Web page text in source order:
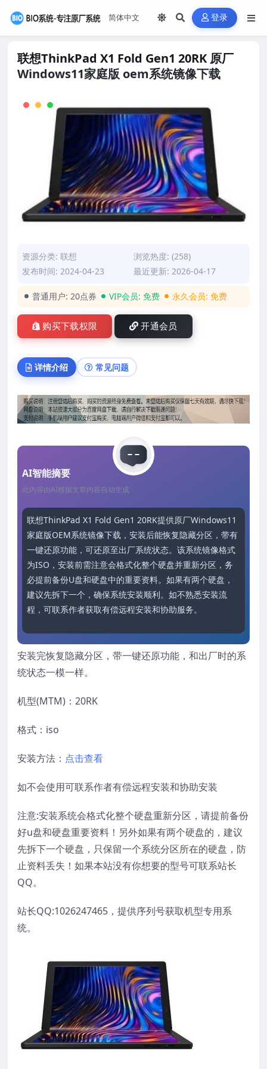
登录
联想ThinkPad X1 Fold Gen1 20RK 原厂
Windows11家庭版 oem系统镜像下载
资源分类: 联想
浏览热度: (258)
发布时间: 2024-04-23
最近更新: 2026-04-17
普通用户: 20点券 VIP会员: 免费 永久会员: 免费
购买下载权限 开通会员
详情介绍 常见问题
AI智能摘要
此内容由AI根据文章内容自动生成
联想ThinkPad X1 Fold Gen1 20RK提供原厂Windows11
家庭版OEM系统镜像下载，安装后能恢复隐藏分区，带有
一键还原功能，可还原至出厂系统状态。该系统镜像格式
为ISO，安装前需注意会格式化整个硬盘并重新分区，务
必提前备份U盘和硬盘中的重要资料。如果有两个硬盘，
建议先拆下一个，确保系统安装顺利。如不熟悉安装流
程，可联系作者获取有偿远程安装和协助服务。
安装完恢复隐藏分区，带一键还原功能，和出厂时的系
统状态一模一样。
机型(MTM)：20RK
格式：iso
安装方法： 点击查看
如不会使用可联系作者有偿远程安装和协助安装
注意:安装系统会格式化整个硬盘重新分区，请提前备份
好u盘和硬盘重要资料！另外如果有两个硬盘的，建议
先拆下一个硬盘，只保留一个系统分区所在的硬盘，防
止资料丢失！如果本站没有你想要的型号可联系站长
QQ。
站长QQ:1026247465，提供序列号获取机型专用系
统。